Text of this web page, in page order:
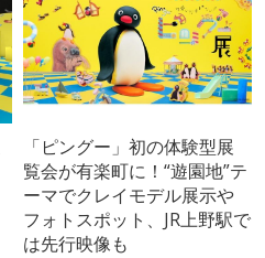
「ピングー」初の体験型展
覧会が有楽町に！“遊園地”テ
ーマでクレイモデル展示や
フォトスポット、JR上野駅で
は先行映像も